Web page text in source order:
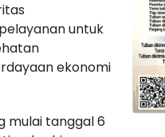
untuk
ekonomi
mulai tanggal 6